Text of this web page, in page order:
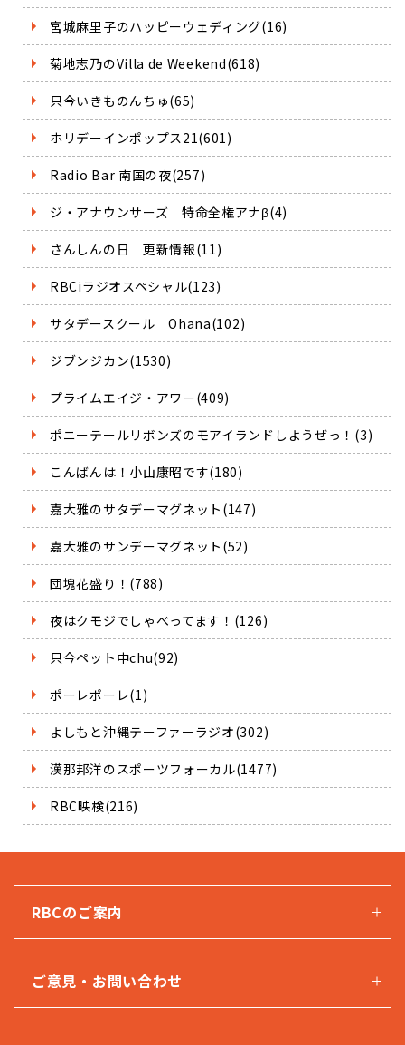
宮城麻里子のハッピーウェディング(16)
菊地志乃のVilla de Weekend(618)
只今いきものんちゅ(65)
ホリデーインポップス21(601)
Radio Bar 南国の夜(257)
ジ・アナウンサーズ 特命全権アナβ(4)
さんしんの日 更新情報(11)
RBCiラジオスペシャル(123)
サタデースクール Ohana(102)
ジブンジカン(1530)
プライムエイジ・アワー(409)
ポニーテールリボンズのモアイランドしようぜっ！(3)
こんばんは！小山康昭です(180)
嘉大雅のサタデーマグネット(147)
嘉大雅のサンデーマグネット(52)
団塊花盛り！(788)
夜はクモジでしゃべってます！(126)
只今ペット中chu(92)
ポーレポーレ(1)
よしもと沖縄テーファーラジオ(302)
漢那邦洋のスポーツフォーカル(1477)
RBC映検(216)
RBCのご案内
ご意見・お問い合わせ